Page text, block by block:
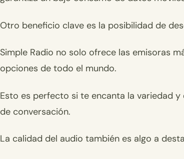
Otro beneficio clave es la posibilidad de
Simple Radio no solo ofrece las emisoras
opciones de todo el mundo.
Esto es perfecto si te encanta la variedad
de conversación.
La calidad del audio también es algo a